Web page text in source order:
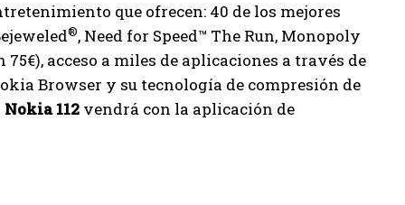
que ofrecen: 40 de los mejores
®, Need for Speed™ The Run, Monopoly
acceso a miles de aplicaciones a través de
Browser y su tecnología de compresión de
Nokia 112 vendrá con la aplicación de